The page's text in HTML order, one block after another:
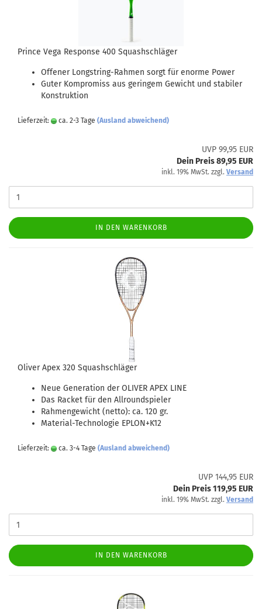
Prince Vega Response 400 Squashschläger
Offener Longstring-Rahmen sorgt für enorme Power
Guter Kompromiss aus geringem Gewicht und stabiler
Konstruktion
Lieferzeit: ca. 2-3 Tage (Ausland abweichend)
UVP 99,95 EUR
Dein Preis 89,95 EUR
inkl. 19% MwSt. zzgl. Versand
IN DEN WARENKORB
Oliver Apex 320 Squashschläger
Neue Generation der OLIVER APEX LINE
Das Racket für den Allroundspieler
Rahmengewicht (netto): ca. 120 gr.
Material-Technologie EPLON+K12
Lieferzeit: ca. 3-4 Tage (Ausland abweichend)
UVP 144,95 EUR
Dein Preis 119,95 EUR
inkl. 19% MwSt. zzgl. Versand
IN DEN WARENKORB